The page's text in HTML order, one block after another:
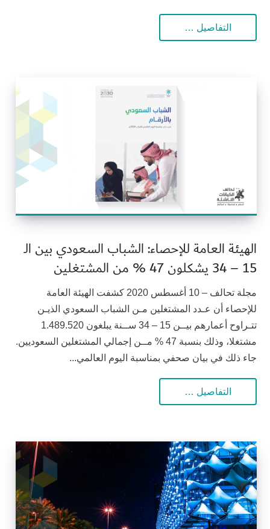
التفاصيل …
الهيئة العامة للإحصاء: الشباب السعودي بين الـ
15 – 34 يشكلون 47 % من المشتغلين
مجلة تحالف – 10 أغسطس 2020 كشفت الهيئة العامة
للإحصاء أن عـدد المشتغلين مـن الشباب السعودي الذيـن
تتـراوح أعمارهم بيــن 15 – 34 ســنة يبلغون 1.489.520
مشتغلا، وذلك بنسبة 47 % مــن إجمالي المشتغلين السعوديين.
جاء ذلك في بيان صحفي بمناسبة اليوم العالمي...
التفاصيل …